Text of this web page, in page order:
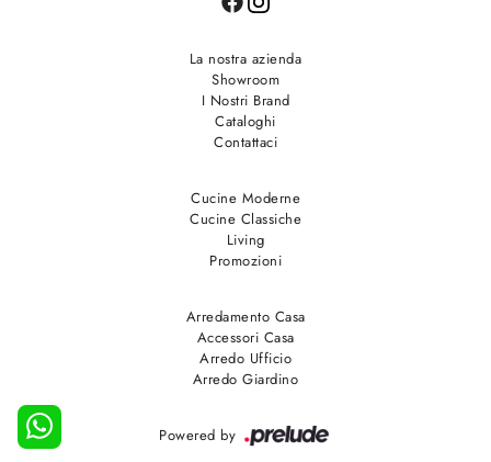
La nostra azienda
Showroom
I Nostri Brand
Cataloghi
Contattaci
Cucine Moderne
Cucine Classiche
Living
Promozioni
Arredamento Casa
Accessori Casa
Arredo Ufficio
Arredo Giardino
Powered by